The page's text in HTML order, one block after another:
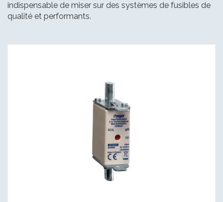
indispensable de miser sur des systèmes de fusibles de
qualité et performants.